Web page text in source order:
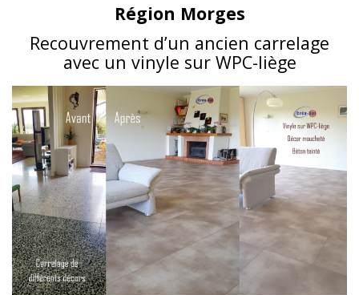
Région Morges
Recouvrement d’un ancien carrelage
avec un vinyle sur WPC-liège